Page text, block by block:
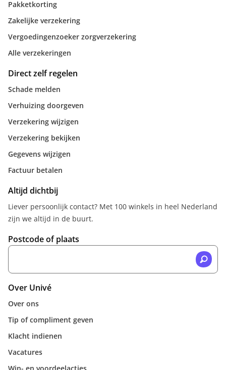
Pakketkorting
Zakelijke verzekering
Vergoedingenzoeker zorgverzekering
Alle verzekeringen
Direct zelf regelen
Schade melden
Verhuizing doorgeven
Verzekering wijzigen
Verzekering bekijken
Gegevens wijzigen
Factuur betalen
Altijd dichtbij
Liever persoonlijk contact? Met 100 winkels in heel Nederland
zijn we altijd in de buurt.
Postcode of plaats
Over Univé
Over ons
Tip of compliment geven
Klacht indienen
Vacatures